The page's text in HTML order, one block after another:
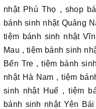
nhật Phú Thọ , shop
bánh sinh nhật Quảng
tiệm bánh sinh nhật
Mau , tiệm bánh sinh
Bến Tre , tiệm bánh
nhật Hà Nam , tiệm
sinh nhật Huế , tiệm
bánh sinh nhật Yên